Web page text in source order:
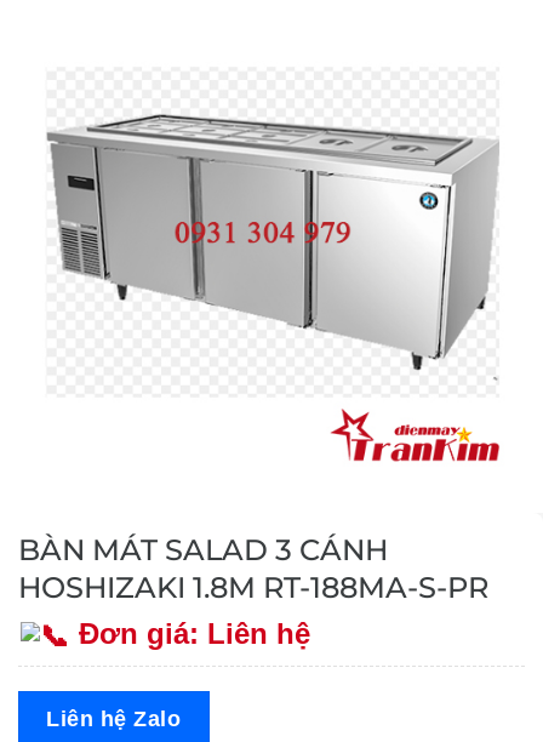
BÀN MÁT SALAD 3 CÁNH
HOSHIZAKI 1.8M RT-188MA-S-PR
Đơn giá: Liên hệ
Liên hệ Zalo